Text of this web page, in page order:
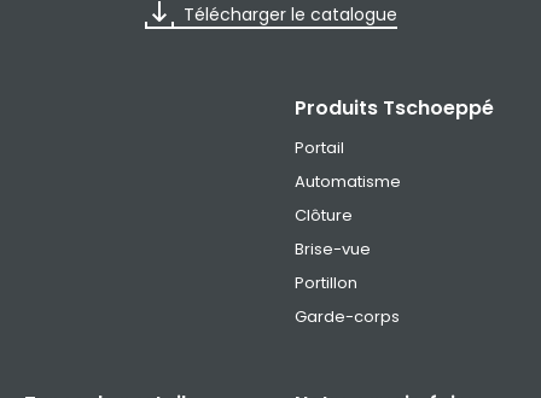
Télécharger le catalogue
Produits Tschoeppé
Portail
Automatisme
Clôture
Brise-vue
Portillon
Garde-corps